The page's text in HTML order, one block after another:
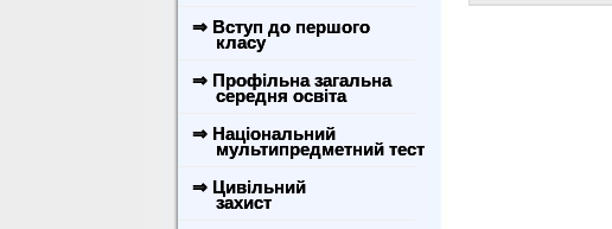
⇒ Вступ до першого
класу
⇒ Профільна загальна
середня освіта
⇒ Національний
мультипредметний тест
⇒ Цивільний
захист